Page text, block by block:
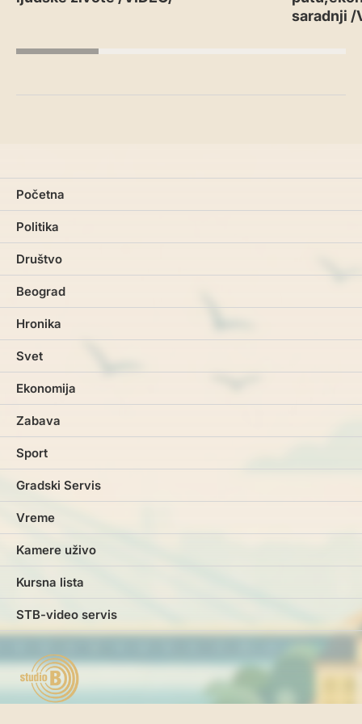
saradnji /
Početna
Politika
Društvo
Beograd
Hronika
Svet
Ekonomija
Zabava
Sport
Gradski Servis
Vreme
Kamere uživo
Kursna lista
STB-video servis